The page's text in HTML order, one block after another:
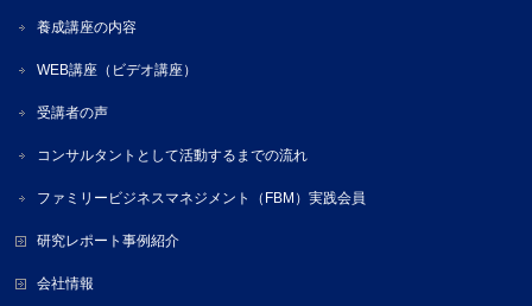
養成講座の内容
WEB講座（ビデオ講座）
受講者の声
コンサルタントとして活動するまでの流れ
ファミリービジネスマネジメント（FBM）実践会員
研究レポート事例紹介
会社情報